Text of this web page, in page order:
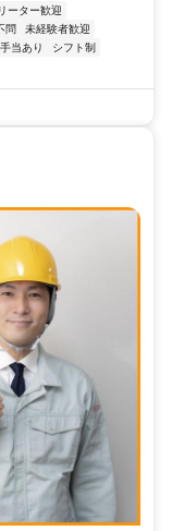
ーター歓迎
問
未経験者歓迎
当あり
シフト制